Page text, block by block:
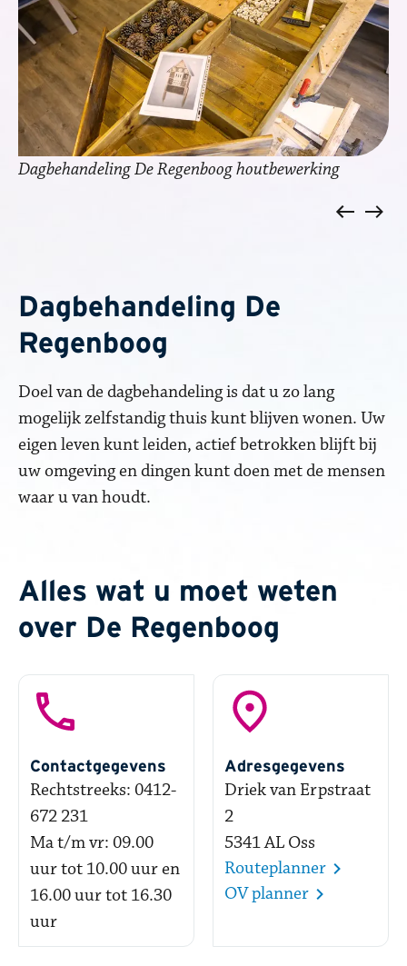
Dagbehandeling De Regenboog houtbewerking
Vorige
Dagbehandeling De
Regenboog
Doel van de dagbehandeling is dat u zo lang
mogelijk zelfstandig thuis kunt blijven wonen. Uw
eigen leven kunt leiden, actief betrokken blijft bij
uw omgeving en dingen kunt doen met de mensen
waar u van houdt.
Alles wat u moet weten
over De Regenboog
Contactgegevens
Rechtstreeks: 0412-
672 231
Ma t/m vr: 09.00
uur tot 10.00 uur en
16.00 uur tot 16.30
uur
Adresgegevens
Driek van Erpstraat
2
5341 AL Oss
Routeplanner
OV planner